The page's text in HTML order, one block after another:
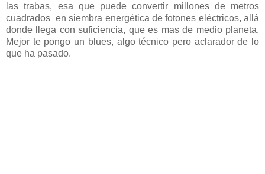
las trabas, esa que puede convertir millones de metros
cuadrados en siembra energética de fotones eléctricos, allá
donde llega con suficiencia, que es mas de medio planeta.
Mejor te pongo un blues, algo técnico pero aclarador de lo
que ha pasado.